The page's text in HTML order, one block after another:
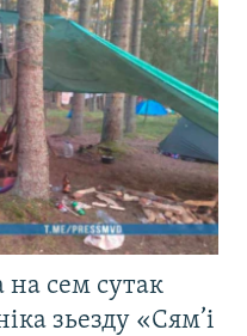
на сем сутак
зьезду «Сям’і